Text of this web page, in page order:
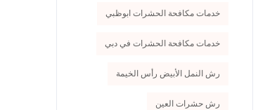
خدمات مكافحة الحشرات ابوظبي
خدمات مكافحة الحشرات في دبي
رش النمل الأبيض رأس الخيمة
رش حشرات العين